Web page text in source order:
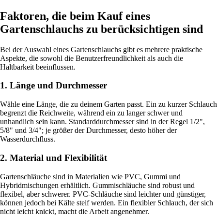
Faktoren, die beim Kauf eines
Gartenschlauchs zu berücksichtigen sind
Bei der Auswahl eines Gartenschlauchs gibt es mehrere praktische
Aspekte, die sowohl die Benutzerfreundlichkeit als auch die
Haltbarkeit beeinflussen.
1. Länge und Durchmesser
Wähle eine Länge, die zu deinem Garten passt. Ein zu kurzer Schlauch
begrenzt die Reichweite, während ein zu langer schwer und
unhandlich sein kann. Standarddurchmesser sind in der Regel 1/2",
5/8" und 3/4"; je größer der Durchmesser, desto höher der
Wasserdurchfluss.
2. Material und Flexibilität
Gartenschläuche sind in Materialien wie PVC, Gummi und
Hybridmischungen erhältlich. Gummischläuche sind robust und
flexibel, aber schwerer. PVC-Schläuche sind leichter und günstiger,
können jedoch bei Kälte steif werden. Ein flexibler Schlauch, der sich
nicht leicht knickt, macht die Arbeit angenehmer.